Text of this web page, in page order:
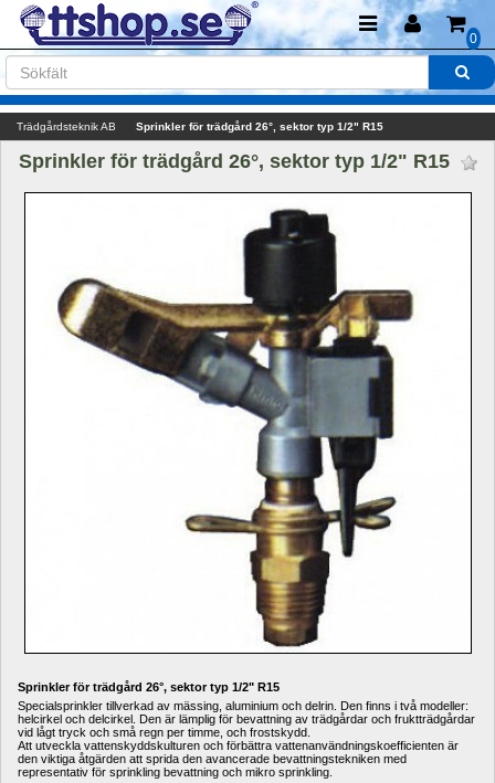
0
Trädgårdsteknik AB Sprinkler för trädgård 26°, sektor typ 1/2" R15
Sprinkler för trädgård 26°, sektor typ 1/2" R15
Sprinkler för trädgård 26°, sektor typ 1/2" R15
Specialsprinkler tillverkad av mässing, aluminium och delrin. Den finns i två modeller:
helcirkel och delcirkel. Den är lämplig för bevattning av trädgårdar och fruktträdgårdar
vid lågt tryck och små regn per timme, och frostskydd.
Att utveckla vattenskyddskulturen och förbättra vattenanvändningskoefficienten är
den viktiga åtgärden att sprida den avancerade bevattningstekniken med
representativ för sprinkling bevattning och mikro sprinkling.